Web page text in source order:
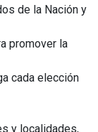
de la Nación y
promover la
cada elección
y localidades,